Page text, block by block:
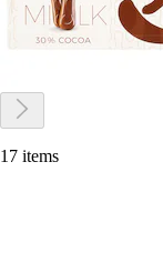
17 items